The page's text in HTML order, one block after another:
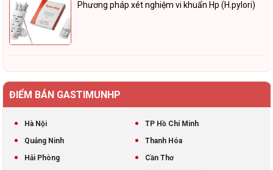
Phương pháp xét nghiệm vi khuẩn Hp (H.pylori)
ĐIỂM BÁN GASTIMUNHP
Hà Nội
TP Hồ Chí Minh
Quảng Ninh
Thanh Hóa
Hải Phòng
Cần Thơ